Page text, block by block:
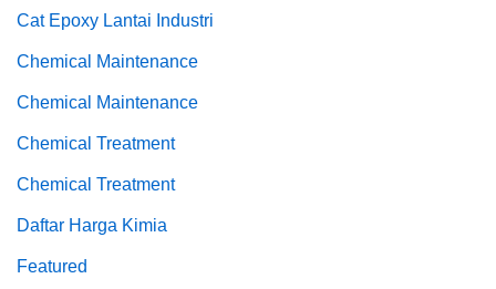
Cat Epoxy Lantai Industri
Chemical Maintenance
Chemical Maintenance
Chemical Treatment
Chemical Treatment
Daftar Harga Kimia
Featured